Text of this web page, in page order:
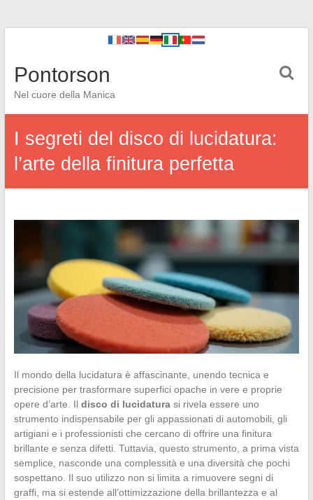
Pontorson
Nel cuore della Manica
I segreti del disco di lucidatura:
l’arte della finitura perfetta
Il mondo della lucidatura è affascinante, unendo tecnica e
precisione per trasformare superfici opache in vere e proprie
opere d’arte. Il disco di lucidaturasi rivela essere uno
strumento indispensabile per gli appassionati di automobili, gli
artigiani e i professionisti che cercano di offrire una finitura
brillante e senza difetti. Tuttavia, questo strumento, a prima vista
semplice, nasconde una complessità e una diversità che pochi
sospettano. Il suo utilizzo non si limita a rimuovere segni di
graffi, ma si estende all’ottimizzazione della brillantezza e al